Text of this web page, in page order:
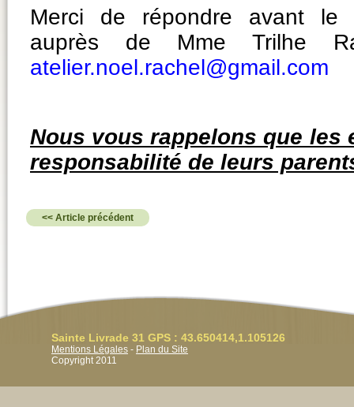
Merci de répondre avant le
auprès de Mme Trilhe
atelier.noel.rachel@gmail.com
Nous vous rappelons que les
responsabilité de leurs
<< Article précédent
Sainte Livrade 31 GPS : 43.650414,1.105126
Mentions Légales - Plan du Site
Copyright 2011